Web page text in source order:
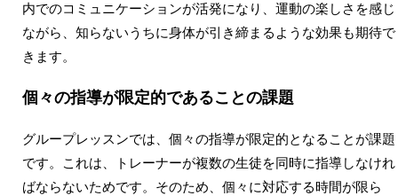
内でのコミュニケーションが活発になり、運動の楽しさを感じ
ながら、知らないうちに身体が引き締まるような効果も期待で
きます。
個々の指導が限定的であることの課題
グループレッスンでは、個々の指導が限定的となることが課題
です。これは、トレーナーが複数の生徒を同時に指導しなけれ
ばならないためです。そのため、個々に対応する時間が限ら